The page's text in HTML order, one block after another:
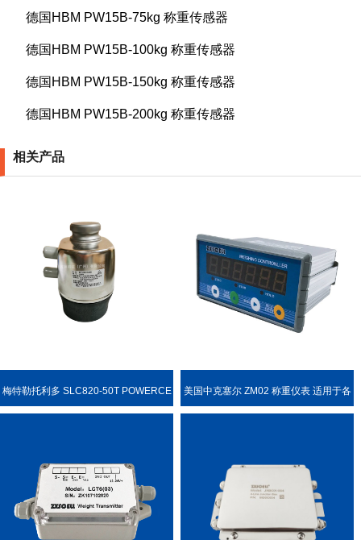
德国HBM PW15B-75kg 称重传感器
德国HBM PW15B-100kg 称重传感器
德国HBM PW15B-150kg 称重传感器
德国HBM PW15B-200kg 称重传感器
相关产品
梅特勒托利多 SLC820-50T POWERCE 美国中克塞尔 ZM02 称重仪表 适用于各